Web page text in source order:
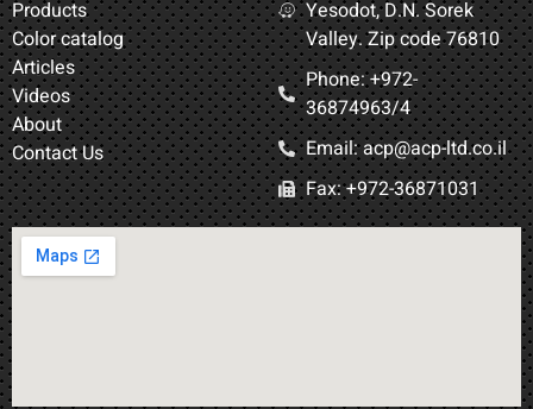
Products
Color catalog
Articles
Videos
About
Contact Us
Yesodot, D.N. Sorek
Valley. Zip code 76810
Phone: +972-
36874963/4​
Email: acp@acp-ltd.co.il
Fax: +972-36871031​